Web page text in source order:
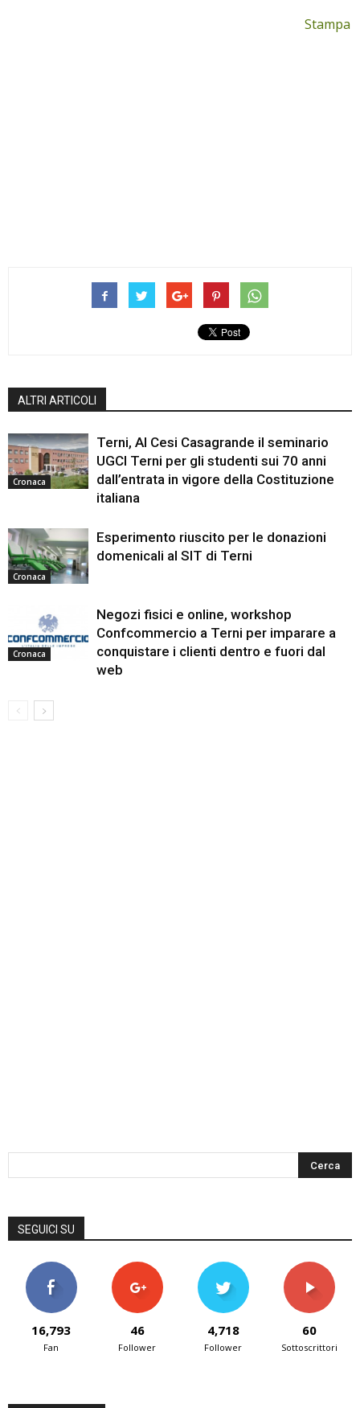
Stampa
ALTRI ARTICOLI
Cronaca
Terni, Al Cesi Casagrande il seminario
UGCI Terni per gli studenti sui 70 anni
dall’entrata in vigore della Costituzione
italiana
Cronaca
Esperimento riuscito per le donazioni
domenicali al SIT di Terni
Cronaca
Negozi fisici e online, workshop
Confcommercio a Terni per imparare a
conquistare i clienti dentro e fuori dal
web
SEGUICI SU
16,793
Fan
46
Follower
4,718
Follower
60
Sottoscrittori